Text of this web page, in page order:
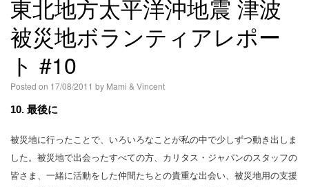
東北地方太平洋沖地震 津波
被災地ボランティアレポー
ト #10
Posted on 17/08/2011 by Mami & Vincent
10. 最後に
被災地に行ったことで、いろいろなことが私の中で少しずつ動き出しま
した。被災地で出会ったすべての方、カリタス・ジャパンのスタッフの
皆さま、一緒に活動をした仲間たちとの貴重な出会い、被災地用の支援